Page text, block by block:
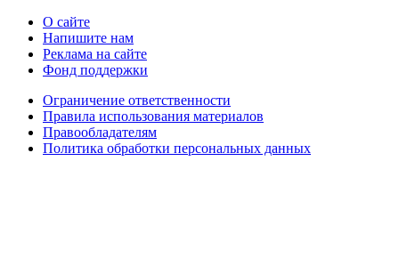
О сайте
Напишите нам
Реклама на сайте
Фонд поддержки
Ограничение ответственности
Правила использования материалов
Правообладателям
Политика обработки персональных данных